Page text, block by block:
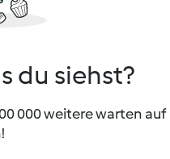
du siehst?
000 weitere warten auf